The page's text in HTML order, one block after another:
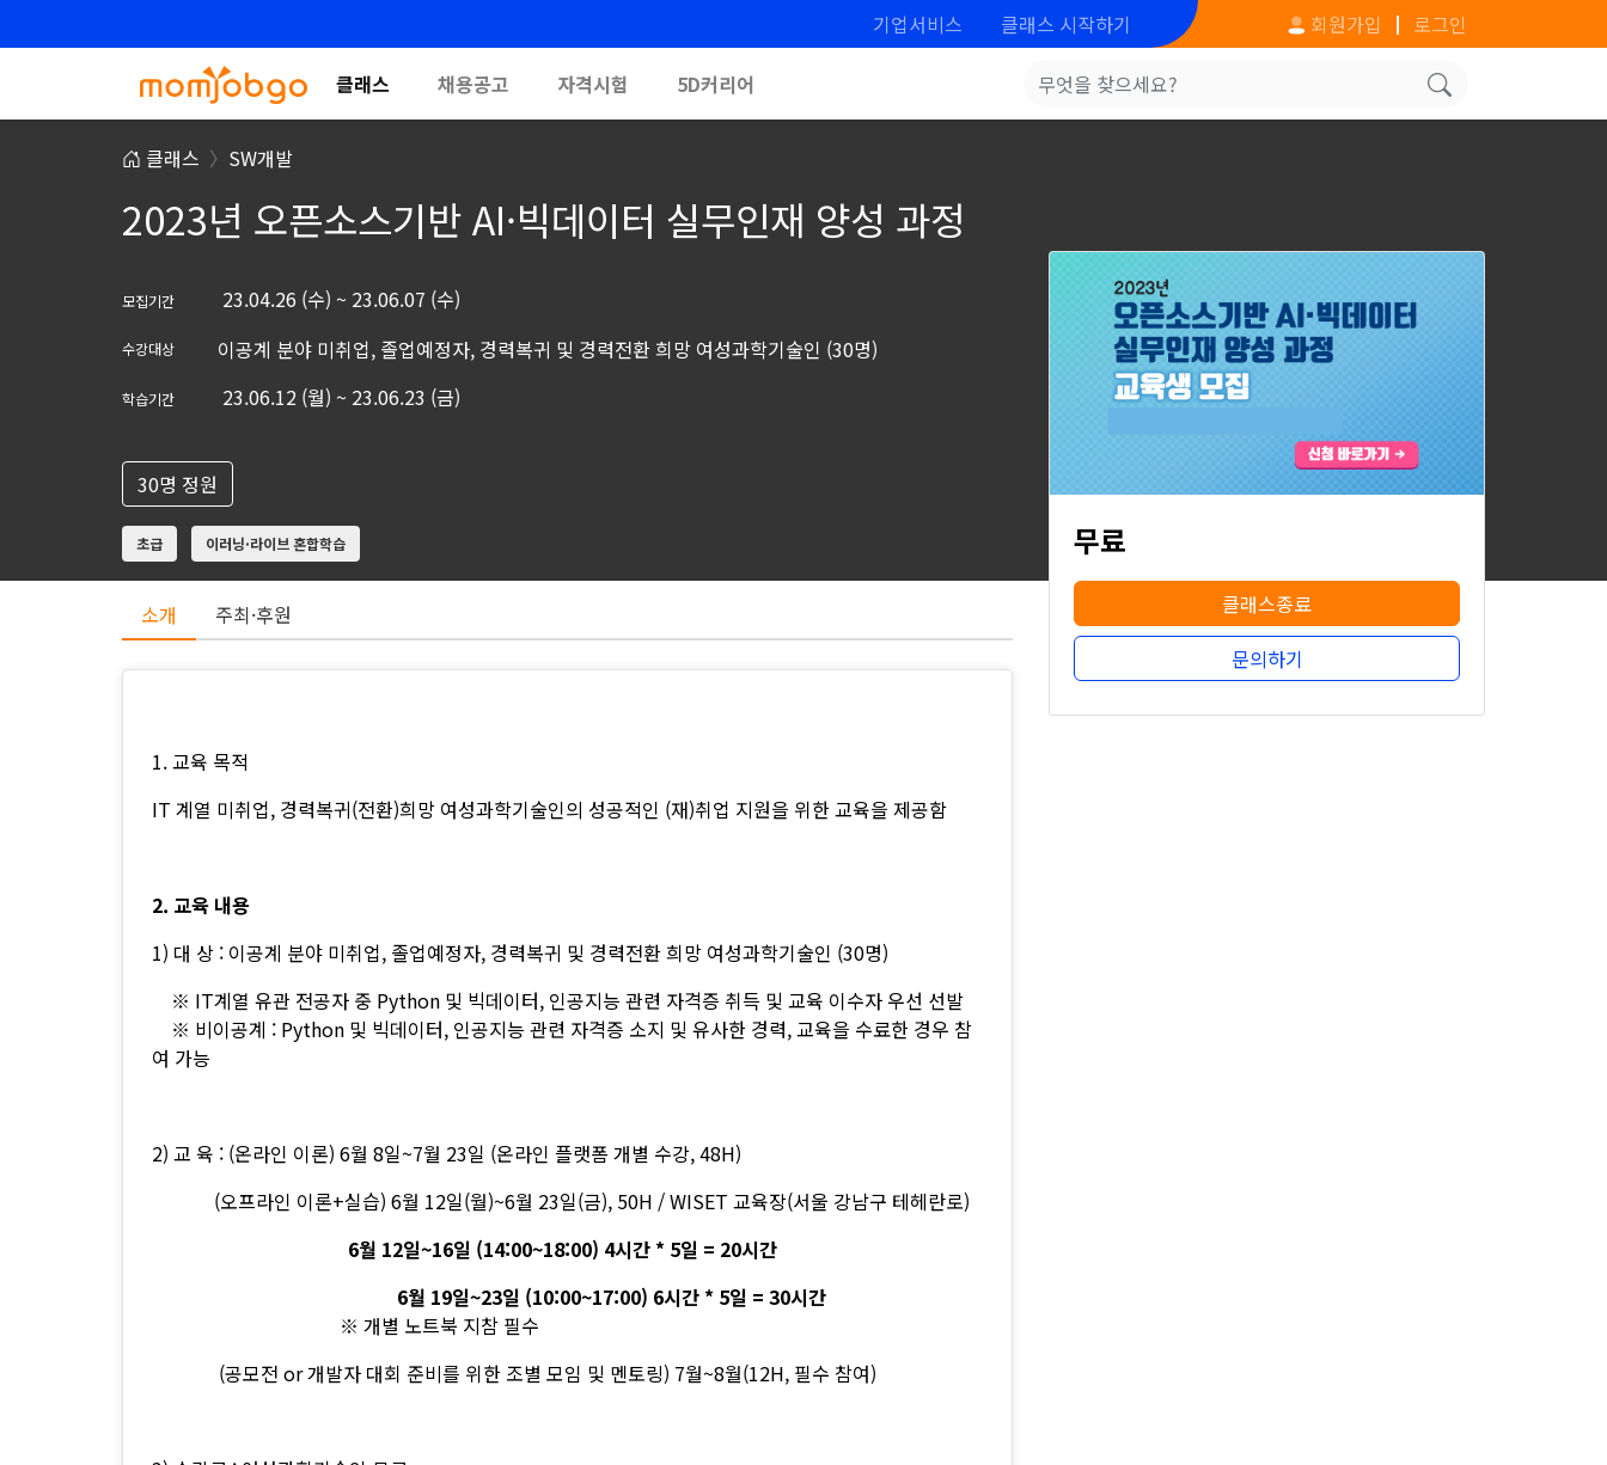
기업서비스 클래스 시작하기 회원가입 로그인
클래스 채용공고 자격시험 5D커리어
클래스 SW개발
2023년 오픈소스기반 AI·빅데이터 실무인재 양성 과정
모집기간 23.04.26 (수) ~ 23.06.07 (수)
수강대상 이공계 분야 미취업, 졸업예정자, 경력복귀 및 경력전환 희망 여성과학기술인 (30명)
학습기간 23.06.12 (월) ~ 23.06.23 (금)
30명 정원
초급 이러닝·라이브 혼합학습 무료
클래스종료
문의하기
소개 주최·후원
1. 교육 목적
IT 계열 미취업, 경력복귀(전환)희망 여성과학기술인의 성공적인 (재)취업 지원을 위한 교육을 제공함
2. 교육 내용
1) 대 상 : 이공계 분야 미취업, 졸업예정자, 경력복귀 및 경력전환 희망 여성과학기술인 (30명)
※ IT계열 유관 전공자 중 Python 및 빅데이터, 인공지능 관련 자격증 취득 및 교육 이수자 우선 선발
※ 비이공계 : Python 및 빅데이터, 인공지능 관련 자격증 소지 및 유사한 경력, 교육을 수료한 경우 참
여 가능
2) 교 육 : (온라인 이론) 6월 8일~7월 23일 (온라인 플랫폼 개별 수강, 48H)
(오프라인 이론+실습) 6월 12일(월)~6월 23일(금), 50H / WISET 교육장(서울 강남구 테헤란로)
6월 12일~16일 (14:00~18:00) 4시간 * 5일 = 20시간
6월 19일~23일 (10:00~17:00) 6시간 * 5일 = 30시간
※ 개별 노트북 지참 필수
(공모전 or 개발자 대회 준비를 위한 조별 모임 및 멘토링) 7월~8월(12H, 필수 참여)